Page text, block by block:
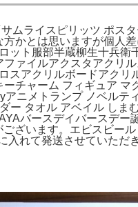
ムライスピリッツ ポス
かとは思いますが個人
ト服部半蔵柳生十兵衛
ァイルアクスタアクリ
アクリルボードアク
チャーム フィギュア マ
ニメトランプ ノベルテ
ー タオル アベイル しま
バースデイバースデー
ざいます。エビスビ
入れて発送させてい